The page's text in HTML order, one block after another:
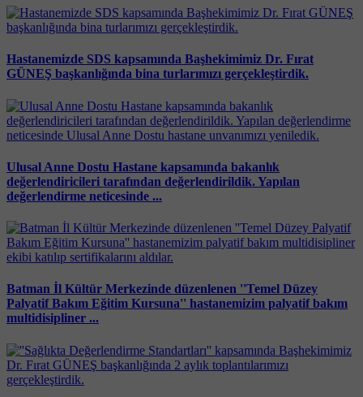
Hastanemizde SDS kapsamında Başhekimimiz Dr. Fırat
GÜNEŞ başkanlığında bina turlarımızı gerçekleştirdik.
Ulusal Anne Dostu Hastane kapsamında bakanlık
değerlendiricileri tarafından değerlendirildik. Yapılan
değerlendirme neticesinde ...
Batman İl Kültür Merkezinde düzenlenen ''Temel Düzey
Palyatif Bakım Eğitim Kursuna'' hastanemizim palyatif bakım
multidisipliner ...